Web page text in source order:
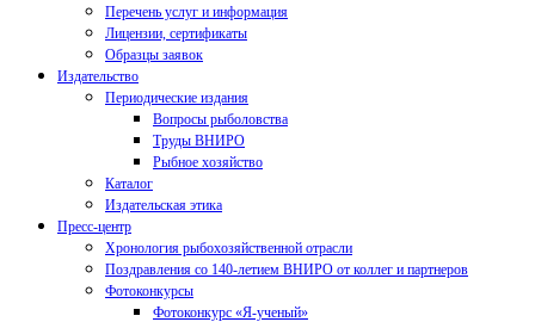
Перечень услуг и информация
Лицензии, сертификаты
Образцы заявок
Издательство
Периодические издания
Вопросы рыболовства
Труды ВНИРО
Рыбное хозяйство
Каталог
Издательская этика
Пресс-центр
Хронология рыбохозяйственной отрасли
Поздравления со 140-летием ВНИРО от коллег и партнеров
Фотоконкурсы
Фотоконкурс «Я-ученый»